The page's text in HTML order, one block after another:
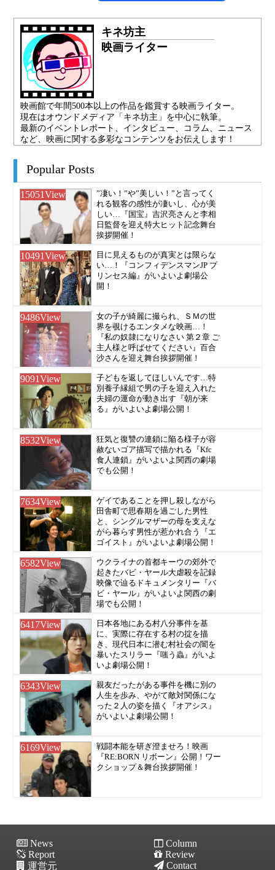
キネ坊主
映画ライター
映画館で年間500本以上の作品を鑑賞する映画ライター。
現在はオウンドメディア「キネ坊主」を中心に執筆。
最新のイベントレポート、インタビュー、コラム、ニュース
など、映画に関する多彩なコンテンツをお伝えします！
Popular Posts
15051View
”凄い！”や”美しい！”と言ってく
れる観客の感性が凄いし、心が美
しい…『国宝』吉沢亮さんと李相
日監督を迎え特大ヒット記念舞台
挨拶開催！
10491View
目に見えるものが真実とは限らな
い…！『コンフィデンスマンJP プ
リンセス編』がいよいよ劇場公
開！
9486View
女の子が綺麗に撮られ、ＳＭの世
界を覗けるエンタメな映画…！
『私の奴隷になりなさい 第２章 ご
主人様と呼ばせてください』百合
沙さんを迎え舞台挨拶開催！
9091View
子どもを返してほしいんです…特
別養子縁組で男の子を迎え入れた
夫婦の運命が動き出す『朝が来
る』がいよいよ劇場公開！
8532View
狂気と復讐の連鎖に陥る様子が容
赦ないゴア描写で描かれる『Kfc
食人連鎖』がいよいよ関西の劇場
でも公開！
7634View
ゲイであることを押し殺しながら
田舎町で思春期を過ごした男性
と、シングルマザーの母を支えな
がら暮らす男性が惹かれ合う『エ
ゴイスト』がいよいよ劇場公開！
6582View
ウクライナの首都キーウの郊外で
起きたバビ・ヤール大虐殺を記録
映像で辿るドキュメンタリー『バ
ビ・ヤール』がいよいよ関西の劇
場でも公開！
6417View
日本各地にある村八分事件を基
に、実際に存在する村の掟を描
き、現代日本に潜む村社会の闇を
暴いたスリラー『嗤う蟲』がいよ
いよ劇場公開！
6343View
親友だったがある事件を機に別の
人生を歩み、やがて敵対関係にな
った２人の姿を描く『オアシス』
がいよいよ劇場公開！
6169View
戦闘本能を研ぎ澄ませろ！映画
『RE:BORN リボーン』公開！ワー
クショップ＆舞台挨拶開催！
News
Column
Report
Review
運営元
Contact